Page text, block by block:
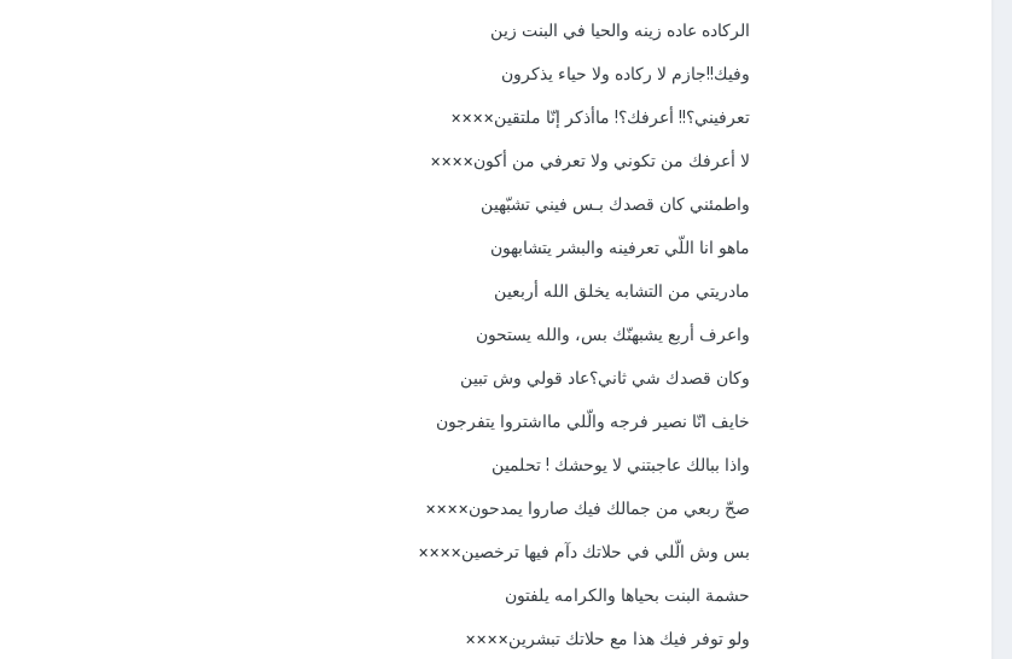
الركاده عاده زينه والحيا في البنت زين
وفيك!!جازم لا ركاده ولا حياء يذكرون
تعرفيني؟!! أعرفك؟! ماأذكر إنّا ملتقين××××
لا أعرفك من تكوني ولا تعرفي من أكون××××
واطمئني كان قصدك ‏​بـس فيني تشبّهين
ماهو انا اللّي تعرفينه والبشر يتشابهون
مادريتي من التشابه يخلق الله أربعين
واعرف أربع يشبهنّك بس، والله يستحون
وكان قصدك شي ثاني؟عاد قولي وش تبين
خايف انّا نصير فرجه والّلي مااشتروا يتفرجون
واذا ببالك عاجبتني لا يوحشك ! تحلمين
صحّ ربعي من جمالك فيك صاروا يمدحون××××
بس وش الّلي في حلاتك دآم فيها ترخصين××××
حشمة البنت بحياها والكرامه يلفتون
ولو توفر فيك هذا مع حلاتك تبشرين××××